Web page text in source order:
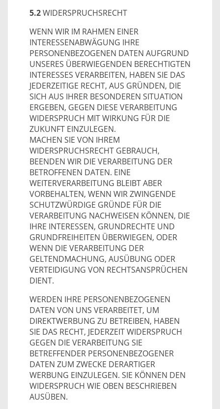
5.2WIDERSPRUCHSRECHT
WENN WIR IM RAHMEN EINER
INTERESSENABWÄGUNG IHRE
PERSONENBEZOGENEN DATEN AUFGRUND
UNSERES ÜBERWIEGENDEN BERECHTIGTEN
INTERESSES VERARBEITEN, HABEN SIE DAS
JEDERZEITIGE RECHT, AUS GRÜNDEN, DIE
SICH AUS IHRER BESONDEREN SITUATION
ERGEBEN, GEGEN DIESE VERARBEITUNG
WIDERSPRUCH MIT WIRKUNG FÜR DIE
ZUKUNFT EINZULEGEN.
MACHEN SIE VON IHREM
WIDERSPRUCHSRECHT GEBRAUCH,
BEENDEN WIR DIE VERARBEITUNG DER
BETROFFENEN DATEN. EINE
WEITERVERARBEITUNG BLEIBT ABER
VORBEHALTEN, WENN WIR ZWINGENDE
SCHUTZWÜRDIGE GRÜNDE FÜR DIE
VERARBEITUNG NACHWEISEN KÖNNEN, DIE
IHRE INTERESSEN, GRUNDRECHTE UND
GRUNDFREIHEITEN ÜBERWIEGEN, ODER
WENN DIE VERARBEITUNG DER
GELTENDMACHUNG, AUSÜBUNG ODER
VERTEIDIGUNG VON RECHTSANSPRÜCHEN
DIENT.
WERDEN IHRE PERSONENBEZOGENEN
DATEN VON UNS VERARBEITET, UM
DIREKTWERBUNG ZU BETREIBEN, HABEN
SIE DAS RECHT, JEDERZEIT WIDERSPRUCH
GEGEN DIE VERARBEITUNG SIE
BETREFFENDER PERSONENBEZOGENER
DATEN ZUM ZWECKE DERARTIGER
WERBUNG EINZULEGEN. SIE KÖNNEN DEN
WIDERSPRUCH WIE OBEN BESCHRIEBEN
AUSÜBEN.